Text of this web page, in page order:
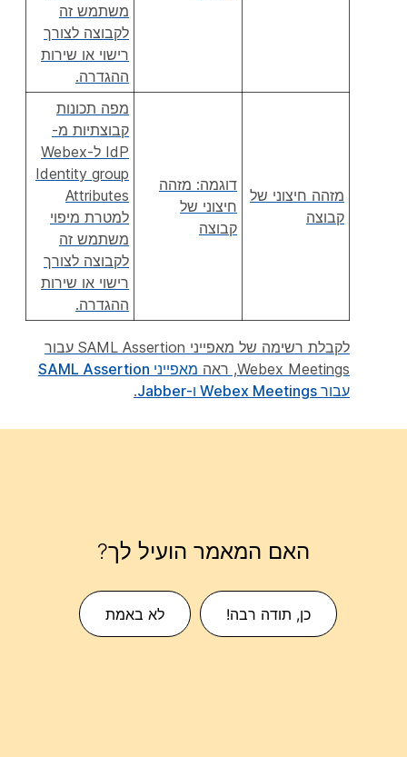
משתמש זה
לקבוצה לצורך
רישוי או שירות
ההגדרה.
מזהה חיצוני של
קבוצה
דוגמה: מזהה
חיצוני של
קבוצה
מפה תכונות
קבוצתיות מ-
IdP ל-Webex
Identity group
Attributes
למטרת מיפוי
משתמש זה
לקבוצה לצורך
רישוי או שירות
ההגדרה.
לקבלת רשימה של מאפייני SAML Assertion עבור
Webex Meetings, ראה
מאפייני SAML Assertion
עבור Webex Meetings ו-Jabber
.
האם המאמר הועיל לך?
כן, תודה רבה! לא באמת